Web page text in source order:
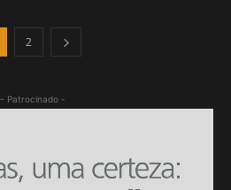
2
- Patrocinado -